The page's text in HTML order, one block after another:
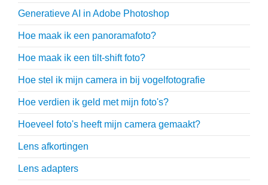
Generatieve AI in Adobe Photoshop
Hoe maak ik een panoramafoto?
Hoe maak ik een tilt-shift foto?
Hoe stel ik mijn camera in bij vogelfotografie
Hoe verdien ik geld met mijn foto's?
Hoeveel foto's heeft mijn camera gemaakt?
Lens afkortingen
Lens adapters